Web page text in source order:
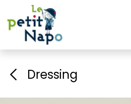
Se rendre au contenu
Dressing